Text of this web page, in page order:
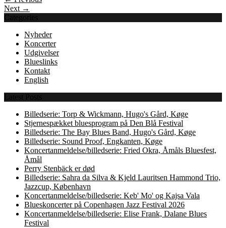
Next →
Categories
Nyheder
Koncerter
Udgivelser
Blueslinks
Kontakt
English
Latest Posts
Billedserie: Torp & Wickmann, Hugo's Gård, Køge
Stjernespækket bluesprogram på Den Blå Festival
Billedserie: The Bay Blues Band, Hugo's Gård, Køge
Billedserie: Sound Proof, Engkanten, Køge
Koncertanmeldelse/billedserie: Fried Okra, Åmåls Bluesfest,
Åmål
Perry Stenbäck er død
Billedserie: Sahra da Silva & Kjeld Lauritsen Hammond Trio,
Jazzcup, København
Koncertanmeldelse/billedserie: Keb' Mo' og Kajsa Vala
Blueskoncerter på Copenhagen Jazz Festival 2026
Koncertanmeldelse/billedserie: Elise Frank, Dalane Blues
Festival